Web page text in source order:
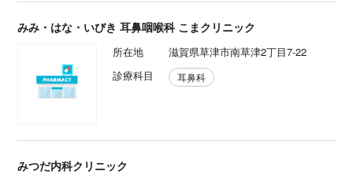
みみ・はな・いびき 耳鼻咽喉科 こまクリニック
所在地
滋賀県草津市南草津2丁目7-22
診療科目
耳鼻科
みつだ内科クリニック